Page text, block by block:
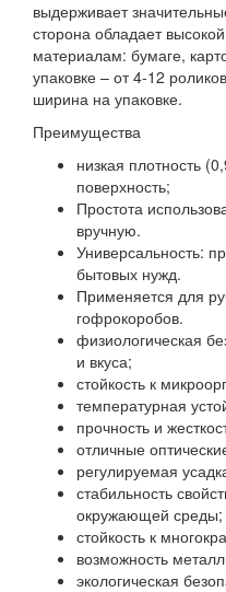
выдерживает
сторона обладает
материалам: бумаге,
упаковке – от 4-12
ширина на упаковке.
Преимущества
низкая плотность
поверхность;
Простота
вручную.
Универсальность:
бытовых нужд.
Применяется для
гофрокоробов.
физиологическая
и вкуса;
стойкость к
температурная
прочность и
отличные
регулируемая
стабильность
окружающей среды;
стойкость к
возможность
экологическая